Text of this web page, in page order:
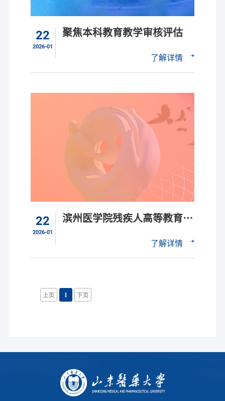
22
2026-01
聚焦本科教育教学审核评估
了解详情
22
2026-01
滨州医学院残疾人高等教育创
了解详情
上页 1 下页